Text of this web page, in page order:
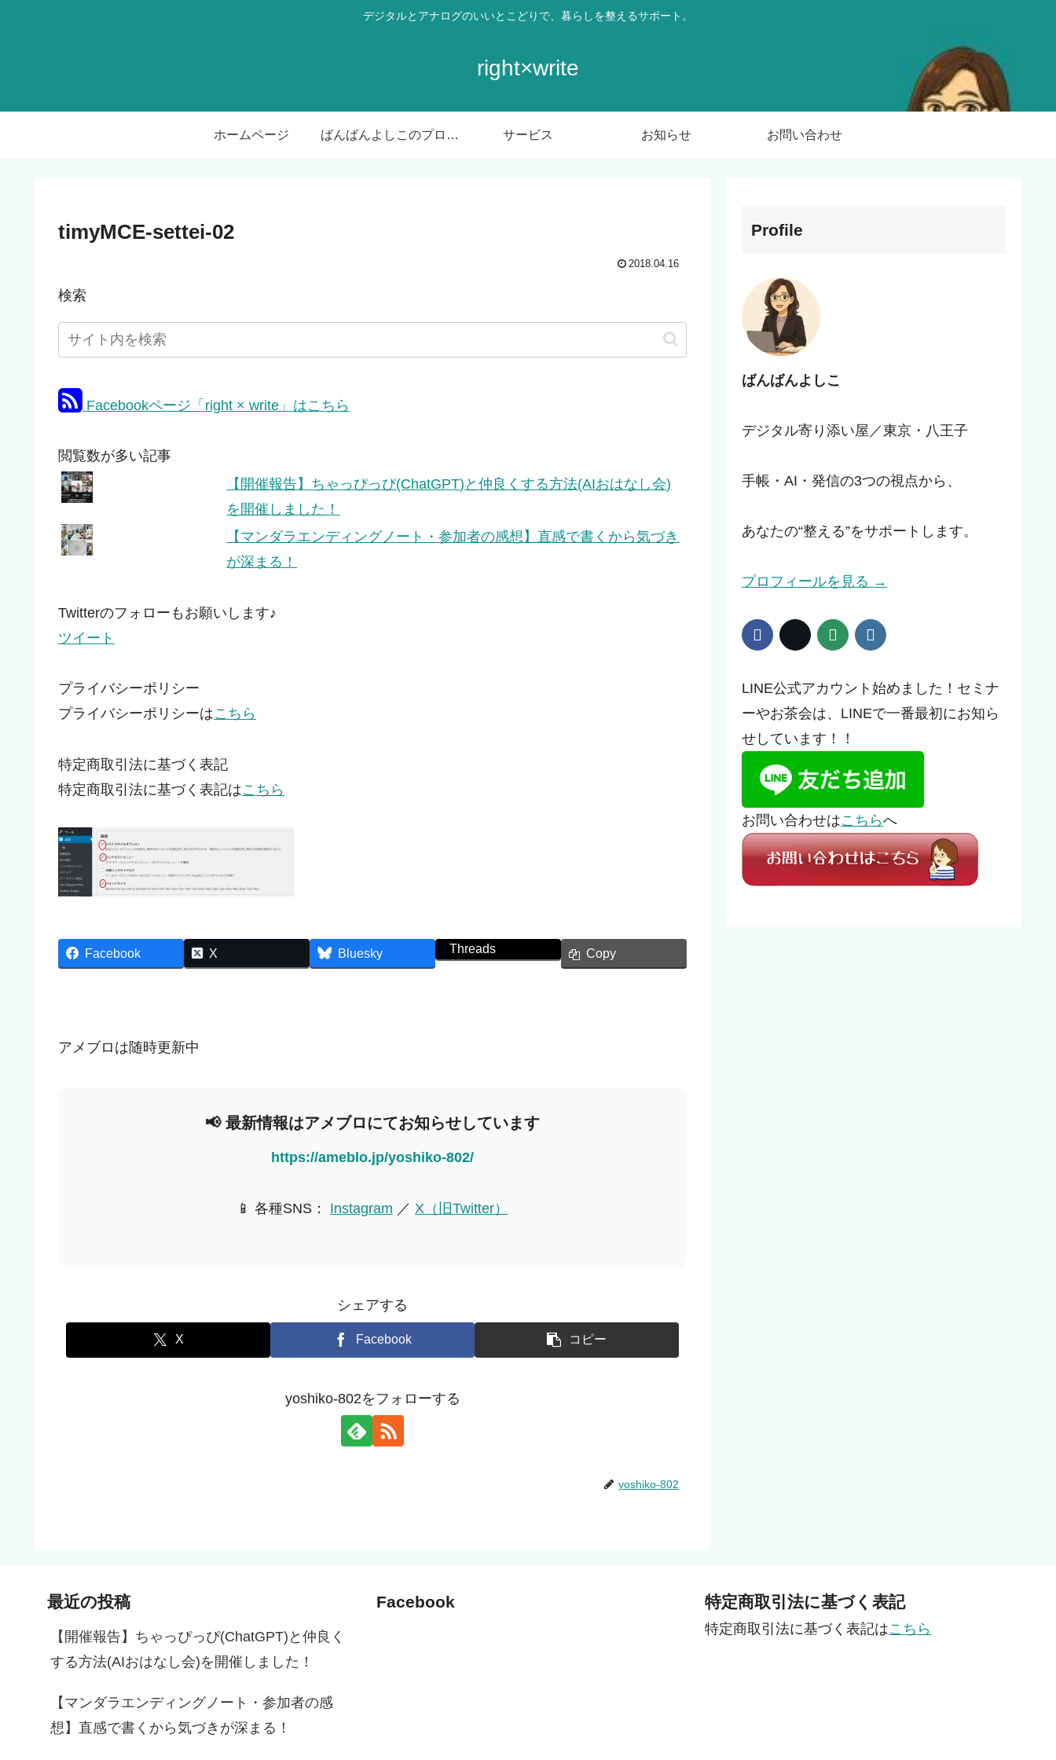
デジタルとアナログのいいとこどりで、暮らしを整えるサポート。
right×write
ホームページ ばんばんよしこのプロフィール サービス お知らせ お問い合わせ
timyMCE-settei-02
2018.04.16
検索
Facebookページ「right × write」はこちら
閲覧数が多い記事
【開催報告】ちゃっぴっぴ(ChatGPT)と仲良くする方法(AIおはなし会)
を開催しました！
【マンダラエンディングノート・参加者の感想】直感で書くから気づき
が深まる！
Twitterのフォローもお願いします♪
ツイート
プライバシーポリシー
プライバシーポリシーはこちら
特定商取引法に基づく表記
特定商取引法に基づく表記はこちら
Facebook X Bluesky Threads Copy
アメブロは随時更新中
📢 最新情報はアメブロにてお知らせしています
https://ameblo.jp/yoshiko-802/
📱 各種SNS： Instagram ／ X（旧Twitter）
シェアする
X Facebook コピー
yoshiko-802をフォローする
yoshiko-802
Profile
ばんばんよしこ
デジタル寄り添い屋／東京・八王子
手帳・AI・発信の3つの視点から、
あなたの“整える”をサポートします。
プロフィールを見る →
LINE公式アカウント始めました！セミナ
ーやお茶会は、LINEで一番最初にお知ら
せしています！！
お問い合わせはこちらへ
最近の投稿
【開催報告】ちゃっぴっぴ(ChatGPT)と仲良く
する方法(AIおはなし会)を開催しました！
【マンダラエンディングノート・参加者の感
想】直感で書くから気づきが深まる！
Facebook 特定商取引法に基づく表記
特定商取引法に基づく表記はこちら